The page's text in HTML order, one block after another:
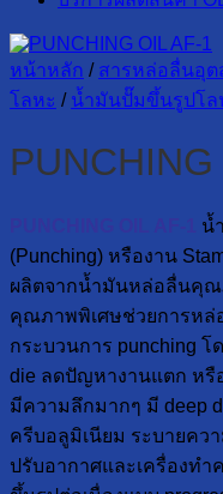
หน้าหลัก / สารหล่อลื่นอุต
โลหะ / น้ำมันปั๊มขึ้นรูปโล
น้
(Punching) หรืองาน
ผลิตจากน้ำมันหล่อลื่นคุณ
คุณภาพพิเศษช่วยการหล่
กระบวนการ punching โ
die ลดปัญหางานแตก ห
มีความลึกมากๆ มี deep
ครีบอลูมิเนียม ระบายคว
ปรับอากาศและเครื่องทำ